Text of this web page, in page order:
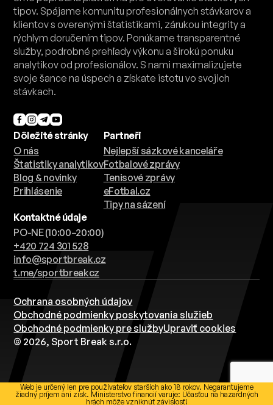
tipov. Spájame komunitu profesionálnych stávkarov a
klientov s overenými štatistikami, zárukou integrity a
rýchlym doručením tipov. Ponúkame transparentné
služby, podrobné prehľady výkonu a širokú ponuku
analytikov od profesionálov. S nami maximalizujete
svoje šance na úspech a získate istotu vo svojich
stávkach.
Dôležité stránky
O nás
Štatistiky analytikov
Blog & novinky
Prihlásenie
Partneři
Nejlepší sázkové kanceláře
Fotbalové zprávy
Tenisové zprávy
eFotbal.cz
Tipy na sázení
Kontaktné údaje
PO-NE (10:00–20:00)
+420 724 301 528
info@sportbreak.cz
t.me/sportbreakcz
Ochrana osobných údajov
Obchodné podmienky poskytovania služieb
Obchodné podmienky pre službyUpraviť cookies
© 2026, Sport Break s.r.o.
Web je určený len pre používateľov starších ako 18 rokov. Negarantujeme
žiadny príjem ani zisk. Ministerstvo financií varuje: Účasťou na hazardných
hrách môže vzniknúť závislosť!